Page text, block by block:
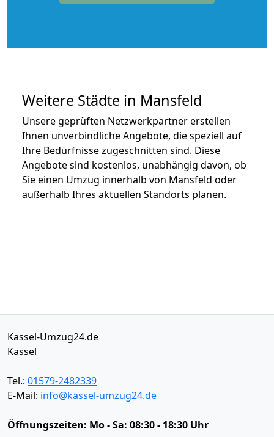
Weitere Städte in Mansfeld
Unsere geprüften Netzwerkpartner erstellen
Ihnen unverbindliche Angebote, die speziell auf
Ihre Bedürfnisse zugeschnitten sind. Diese
Angebote sind kostenlos, unabhängig davon, ob
Sie einen Umzug innerhalb von Mansfeld oder
außerhalb Ihres aktuellen Standorts planen.
Kassel-Umzug24.de
Kassel
Tel.: 01579-2482339
E-Mail: info@kassel-umzug24.de
Öffnungszeiten: Mo - Sa: 08:30 - 18:30 Uhr